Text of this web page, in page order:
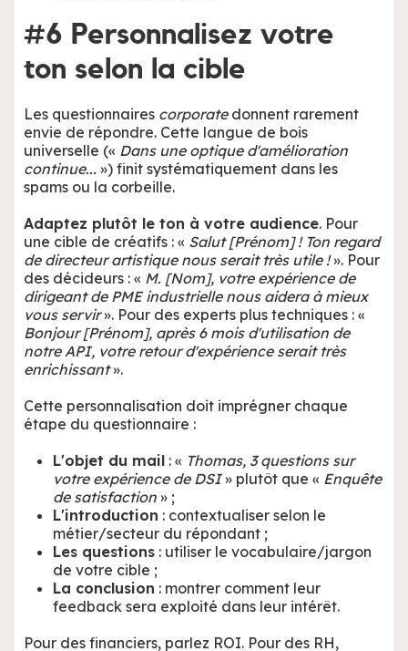
#6 Personnalisez votre
ton selon la cible
Les questionnaires corporatedonnent rarement
envie de répondre. Cette langue de bois
universelle (« Dans une optique d'amélioration
continue... ») finit systématiquement dans les
spams ou la corbeille.
Adaptez plutôt le ton à votre audience. Pour
une cible de créatifs : « Salut [Prénom] ! Ton regard
de directeur artistique nous serait très utile !». Pour
des décideurs : « M. [Nom], votre expérience de
dirigeant de PME industrielle nous aidera à mieux
vous servir». Pour des experts plus techniques : «
Bonjour [Prénom], après 6 mois d'utilisation de
notre API, votre retour d'expérience serait très
enrichissant».
Cette personnalisation doit imprégner chaque
étape du questionnaire :
L'objet du mail : « Thomas, 3 questions sur
votre expérience de DSI» plutôt que « Enquête
de satisfaction » ;
L'introduction : contextualiser selon le
métier/secteur du répondant ;
Les questions : utiliser le vocabulaire/jargon
de votre cible ;
La conclusion : montrer comment leur
feedback sera exploité dans leur intérêt.
Pour des financiers, parlez ROI. Pour des RH,